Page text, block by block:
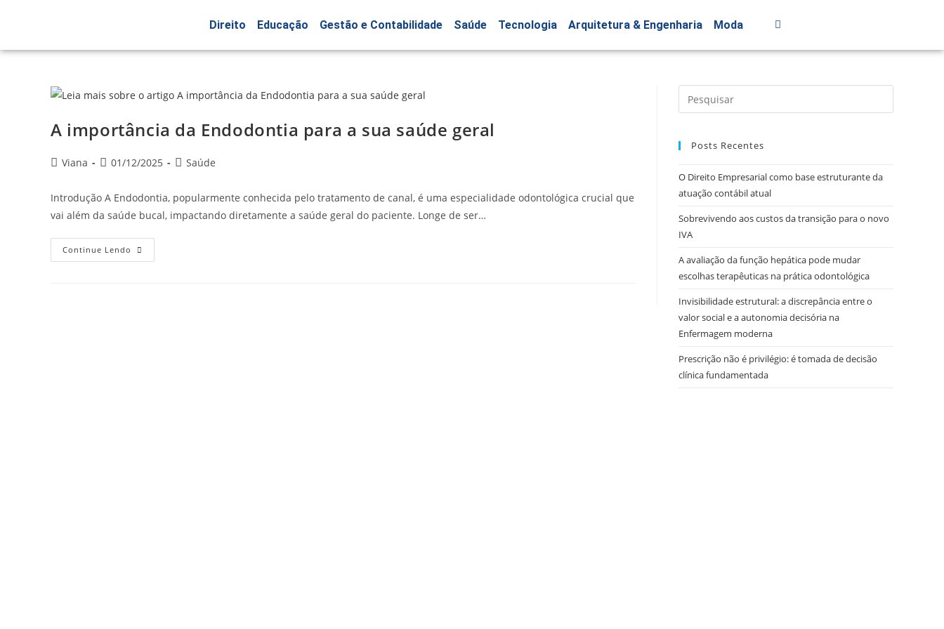
Direito Educação Gestão e Contabilidade Saúde Tecnologia Arquitetura & Engenharia Moda
A importância da Endodontia para a sua saúde geral
Viana 01/12/2025 Saúde
Introdução A Endodontia, popularmente conhecida pelo tratamento de canal, é uma especialidade odontológica crucial que
vai além da saúde bucal, impactando diretamente a saúde geral do paciente. Longe de ser…
Continue Lendo
Posts Recentes
O Direito Empresarial como base estruturante da
atuação contábil atual
Sobrevivendo aos custos da transição para o novo
IVA
A avaliação da função hepática pode mudar
escolhas terapêuticas na prática odontológica
Invisibilidade estrutural: a discrepância entre o
valor social e a autonomia decisória na
Enfermagem moderna
Prescrição não é privilégio: é tomada de decisão
clínica fundamentada